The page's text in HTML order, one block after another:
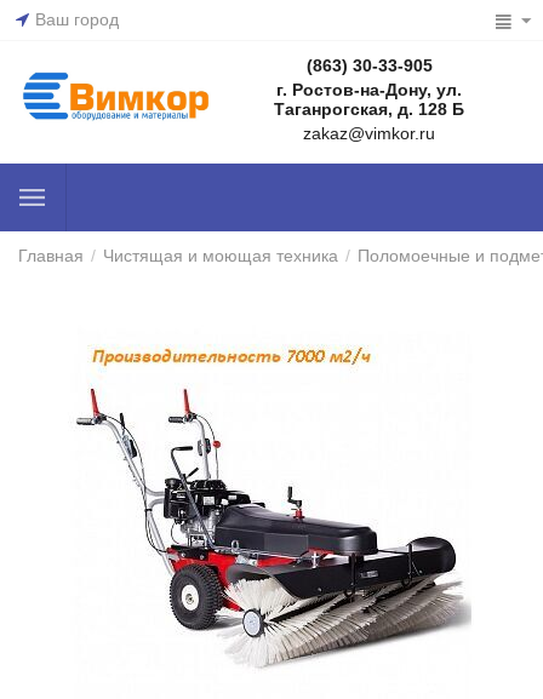
Ваш город
(863) 30-33-905
г. Ростов-на-Дону, ул.
Таганрогская, д. 128 Б
zakaz@vimkor.ru
Главная / Чистящая и моющая техника / Поломоечные и